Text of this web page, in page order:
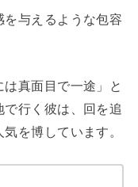
与えるような包容
は真面目で一途」と
行く彼は、回を追
を博しています。